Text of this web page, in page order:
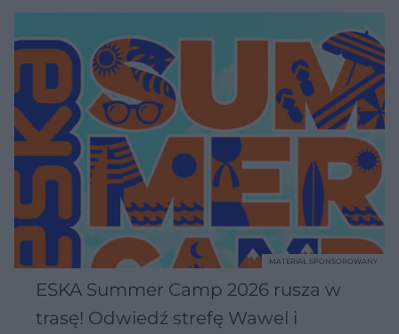
ESKA Summer Camp 2026 rusza w
trasę! Odwiedź strefę Wawel i
MATERIAŁ SPONSOROWANY